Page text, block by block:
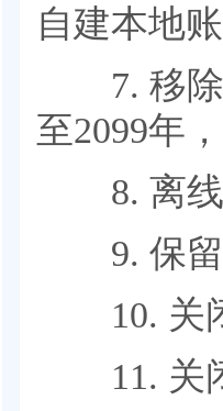
自建本地
7. 移除
至2099年
8. 离线
9. 保留
10. 关闭
11. 关闭